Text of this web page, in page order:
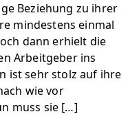
Beziehung zu ihrer
mindestens einmal
dann erhielt die
Arbeitgeber ins
ist sehr stolz auf ihre
wie vor
muss sie […]